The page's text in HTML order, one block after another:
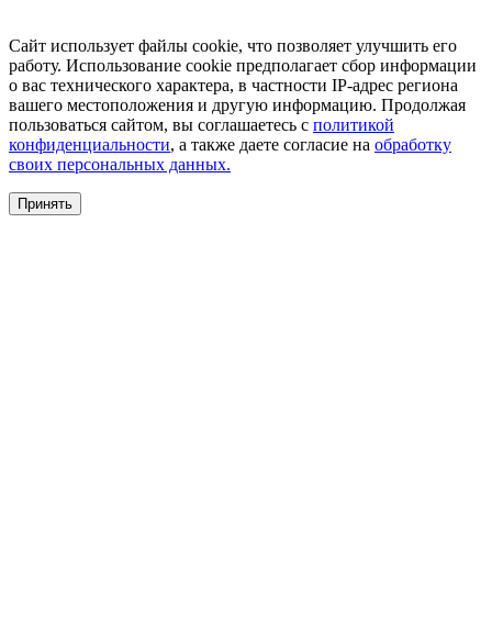
Сайт использует файлы cookie, что позволяет улучшить его
работу. Использование cookie предполагает сбор информации
о вас технического характера, в частности IP-адрес региона
вашего местоположения и другую информацию. Продолжая
пользоваться сайтом, вы соглашаетесь с политикой
конфиденциальности, а также даете согласие на обработку
своих персональных данных.
Принять